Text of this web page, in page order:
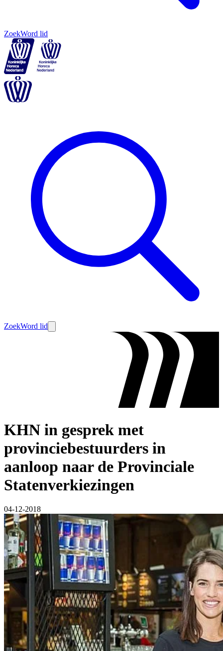
ZoekWord lid
ZoekWord lid
KHN in gesprek met
provinciebestuurders in
aanloop naar de Provinciale
Statenverkiezingen
04-12-2018